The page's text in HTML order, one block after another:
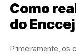
Como
do
Primeiramente, os